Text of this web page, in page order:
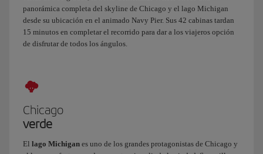
sus
largas
avenidas,
rascacielos
¿Sabías
que
la
Ruta
empieza
panorámica completa del skyline de Chicago y el lago Michigan
desde su ubicación en el animado Navy Pier. Sus 42 cabinas tardan
15 minutos en completar el recorrido para dar a los viajeros opción
de disfrutar de todos los ángulos.
Chicago
verde
El lago Michigan es uno de los grandes protagonistas de Chicago y